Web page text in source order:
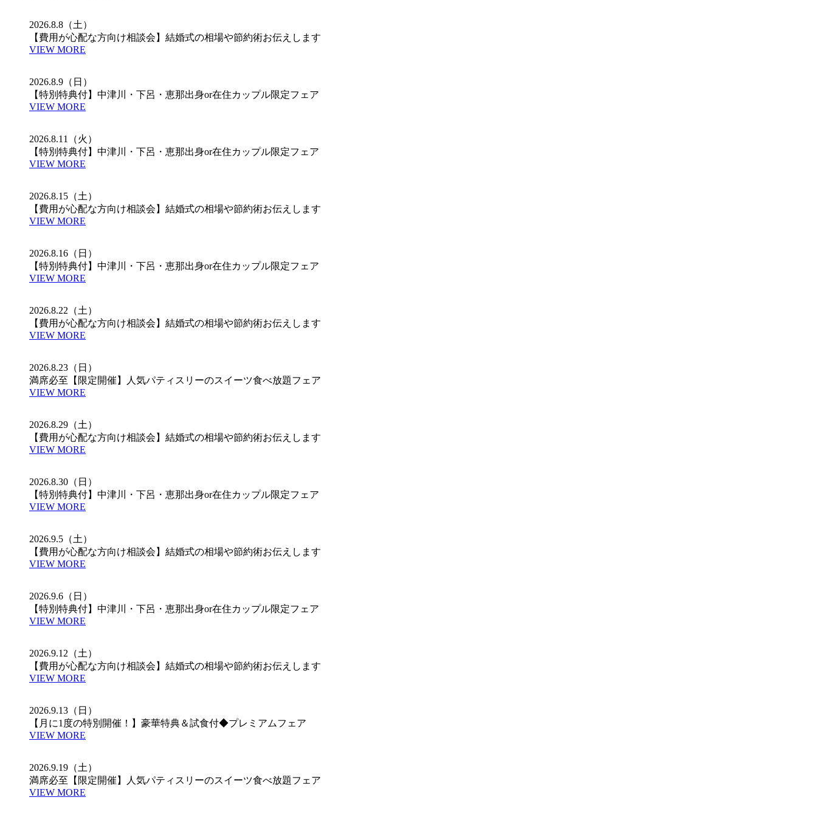
2026.8.8（土）
【費用が心配な方向け相談会】結婚式の相場や節約術お伝えします
VIEW MORE
2026.8.9（日）
【特別特典付】中津川・下呂・恵那出身or在住カップル限定フェア
VIEW MORE
2026.8.11（火）
【特別特典付】中津川・下呂・恵那出身or在住カップル限定フェア
VIEW MORE
2026.8.15（土）
【費用が心配な方向け相談会】結婚式の相場や節約術お伝えします
VIEW MORE
2026.8.16（日）
【特別特典付】中津川・下呂・恵那出身or在住カップル限定フェア
VIEW MORE
2026.8.22（土）
【費用が心配な方向け相談会】結婚式の相場や節約術お伝えします
VIEW MORE
2026.8.23（日）
満席必至【限定開催】人気パティスリーのスイーツ食べ放題フェア
VIEW MORE
2026.8.29（土）
【費用が心配な方向け相談会】結婚式の相場や節約術お伝えします
VIEW MORE
2026.8.30（日）
【特別特典付】中津川・下呂・恵那出身or在住カップル限定フェア
VIEW MORE
2026.9.5（土）
【費用が心配な方向け相談会】結婚式の相場や節約術お伝えします
VIEW MORE
2026.9.6（日）
【特別特典付】中津川・下呂・恵那出身or在住カップル限定フェア
VIEW MORE
2026.9.12（土）
【費用が心配な方向け相談会】結婚式の相場や節約術お伝えします
VIEW MORE
2026.9.13（日）
【月に1度の特別開催！】豪華特典＆試食付◆プレミアムフェア
VIEW MORE
2026.9.19（土）
満席必至【限定開催】人気パティスリーのスイーツ食べ放題フェア
VIEW MORE